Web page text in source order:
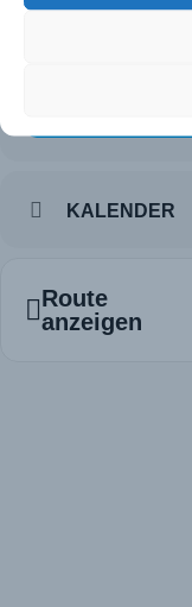
Ort
KALENDER
Route
anzeigen